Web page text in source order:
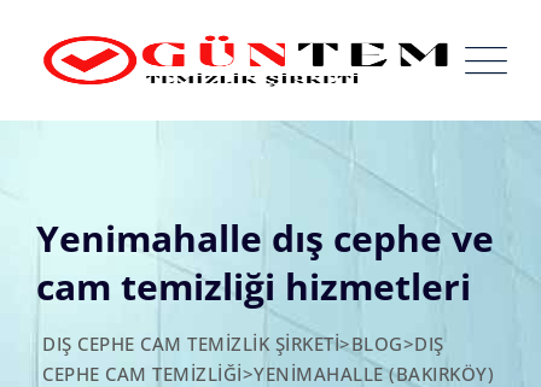
content
Yenimahalle dış cephe ve
cam temizliği hizmetleri
DIŞ CEPHE CAM TEMIZLIK ŞIRKETI>BLOG>DIŞ
CEPHE CAM TEMIZLIĞI>YENIMAHALLE (BAKIRKÖY)